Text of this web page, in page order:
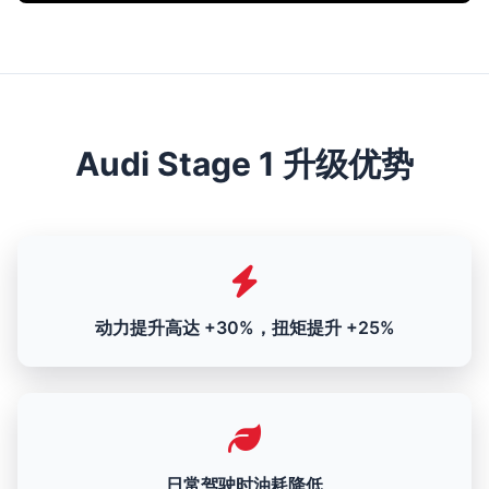
Audi Stage 1 升级优势
动力提升高达 +30%，扭矩提升 +25%
日常驾驶时油耗降低